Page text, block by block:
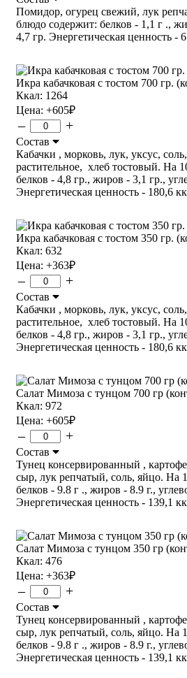
Помидор, огурец свежий, лук
блюдо содержит: белков - 1,1 г .,
4,7 гр. Энергетическая ценность -
Икра кабачковая с тостом 700 гр.
Ккал: 1264
Цена: +605₽
– +
Состав
Кабачки , морковь, лук, уксус,
растительное, хлеб тостовый. На
белков - 4,8 гр., жиров - 3,1 гр.,
Энергетическая ценность - 180,6
Икра кабачковая с тостом 350 гр.
Ккал: 632
Цена: +363₽
– +
Состав
Кабачки , морковь, лук, уксус,
растительное, хлеб тостовый. На
белков - 4,8 гр., жиров - 3,1 гр.,
Энергетическая ценность - 180,6
Салат Мимоза с тунцом 700 гр
Ккал: 972
Цена: +605₽
– +
Состав
Тунец консервированный ,
сыр, лук репчатый, соль, яйцо. На
белков - 9.8 г ., жиров - 8.9 г.,
Энергетическая ценность - 139,1
Салат Мимоза с тунцом 350 гр
Ккал: 476
Цена: +363₽
– +
Состав
Тунец консервированный ,
сыр, лук репчатый, соль, яйцо. На
белков - 9.8 г ., жиров - 8.9 г.,
Энергетическая ценность - 139,1